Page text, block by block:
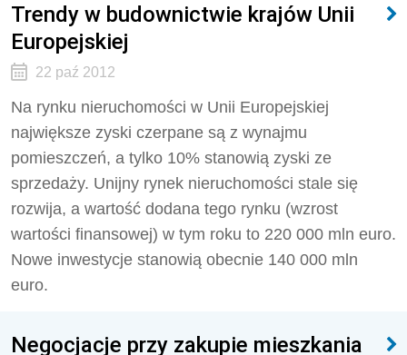
Trendy w budownictwie krajów Unii
Europejskiej
22 paź 2012
Na rynku nieruchomości w Unii Europejskiej
największe zyski czerpane są z wynajmu
pomieszczeń, a tylko 10% stanowią zyski ze
sprzedaży. Unijny rynek nieruchomości stale się
rozwija, a wartość dodana tego rynku (wzrost
wartości finansowej) w tym roku to 220 000 mln euro.
Nowe inwestycje stanowią obecnie 140 000 mln
euro.
Negocjacje przy zakupie mieszkania